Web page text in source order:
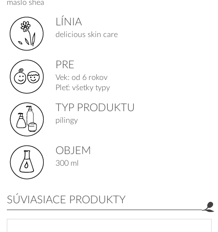
maslo shea
LÍNIA
delicious skin care
PRE
Vek: od 6 rokov
Pleť: všetky typy
TYP PRODUKTU
pílingy
OBJEM
300 ml
SÚVIASIACE PRODUKTY